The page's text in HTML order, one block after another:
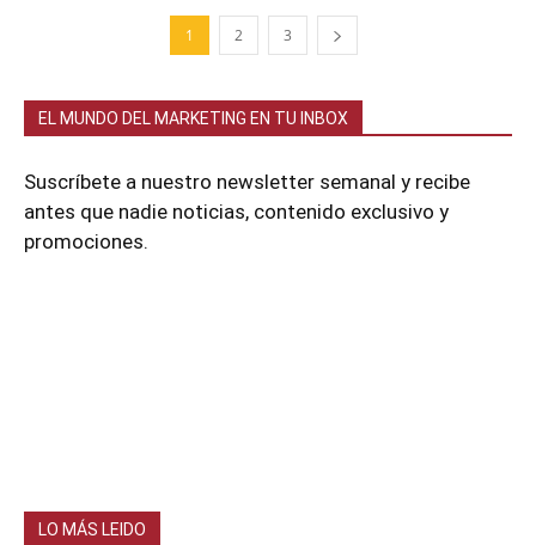
1 2 3
EL MUNDO DEL MARKETING EN TU INBOX
Suscríbete a nuestro newsletter semanal y recibe
antes que nadie noticias, contenido exclusivo y
promociones.
LO MÁS LEIDO